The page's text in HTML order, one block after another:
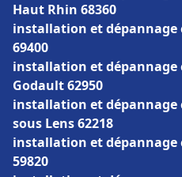
Haut Rhin 68360
installation et dépannage
69400
installation et dépannage
Godault 62950
installation et dépannage
sous Lens 62218
installation et dépannage
59820